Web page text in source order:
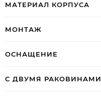
МАТЕРИАЛ КОРПУСА
МОНТАЖ
ОСНАЩЕНИЕ
С ДВУМЯ РАКОВИНАМИ